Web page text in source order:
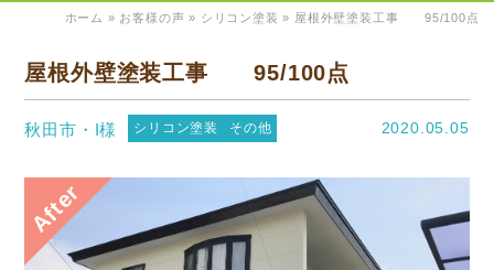
ホーム » お客様の声 » シリコン塗装 » 屋根外壁塗装工事 95/100点
屋根外壁塗装工事 95/100点
秋田市・I様 シリコン塗装 その他 2020.05.05
After